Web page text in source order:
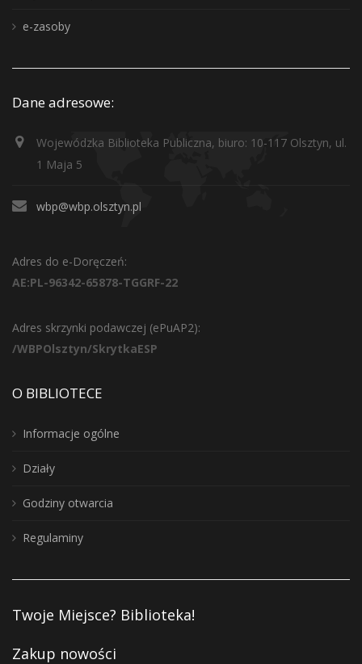
e-zasoby
Dane adresowe:
Wojewódzka Biblioteka Publiczna, biuro: 10-117 Olsztyn, ul.
1 Maja 5
wbp@wbp.olsztyn.pl
Adres do e-Doręczeń:
AE:PL-96342-65878-TGGRF-22
Adres skrzynki podawczej (ePuAP2):
/WBPOlsztyn/SkrytkaESP
O BIBLIOTECE
Informacje ogólne
Działy
Godziny otwarcia
Regulaminy
Twoje Miejsce? Biblioteka!
Zakup nowości